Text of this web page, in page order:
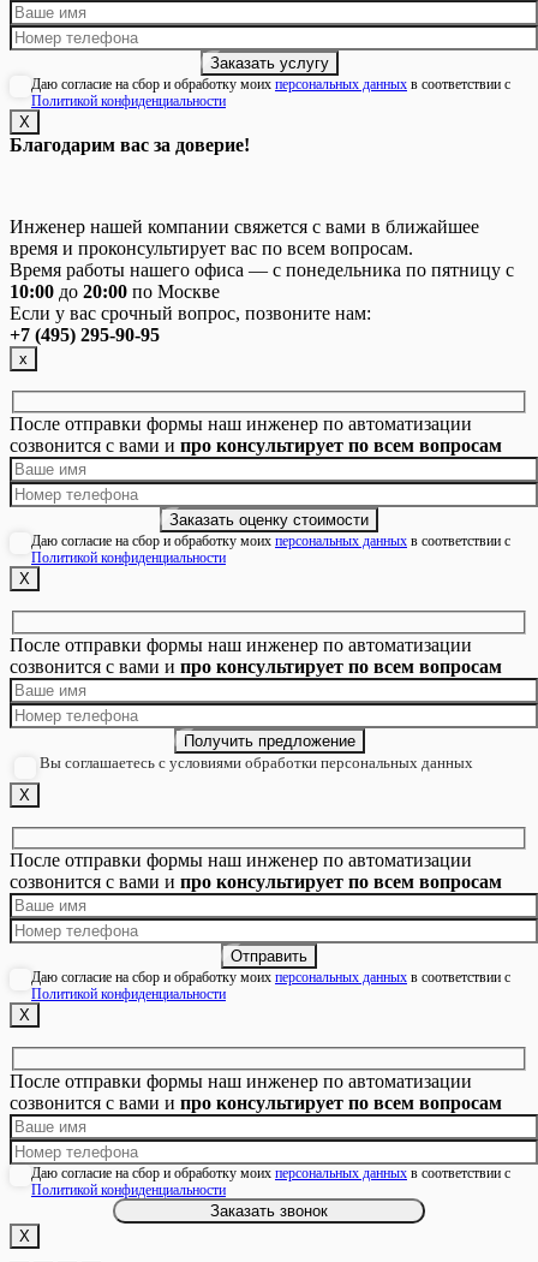
Даю согласие на сбор и обработку моих персональных данных в соответствии с
Политикой конфиденциальности
Х
Благодарим вас за доверие!
Инженер нашей компании свяжется с вами в ближайшее
время и проконсультирует вас по всем вопросам.
Время работы нашего офиса — с понедельника по пятницу с
10:00 до 20:00 по Москве
Если у вас срочный вопрос, позвоните нам:
+7 (495) 295-90-95
х
После отправки формы наш инженер по автоматизации
созвонится с вами и про консультирует по всем вопросам
Даю согласие на сбор и обработку моих персональных данных в соответствии с
Политикой конфиденциальности
Х
После отправки формы наш инженер по автоматизации
созвонится с вами и про консультирует по всем вопросам
Вы соглашаетесь с условиями обработки персональных данных
Х
После отправки формы наш инженер по автоматизации
созвонится с вами и про консультирует по всем вопросам
Даю согласие на сбор и обработку моих персональных данных в соответствии с
Политикой конфиденциальности
Х
После отправки формы наш инженер по автоматизации
созвонится с вами и про консультирует по всем вопросам
Даю согласие на сбор и обработку моих персональных данных в соответствии с
Политикой конфиденциальности
Х